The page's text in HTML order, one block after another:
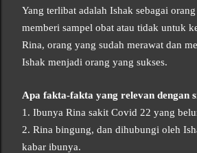
Yang terlibat adalah Ishak sebagai
memberi sampel obat atau tidak untuk
Rina, orang yang sudah merawat dan
Ishak menjadi orang yang sukses.
Apa fakta-fakta yang relevan dengan
1. Ibunya Rina sakit Covid 22 yang
2. Rina bingung, dan dihubungi oleh
kabar ibunya.